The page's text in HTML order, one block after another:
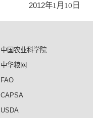
2012年1 月 10 日
中国农业科学院
中华粮网
FAO
CAPSA
USDA